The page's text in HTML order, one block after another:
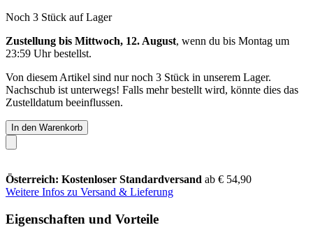
Noch 3 Stück auf Lager
Zustellung bis Mittwoch, 12. August, wenn du bis Montag um
23:59 Uhrbestellst.
Von diesem Artikel sind nur noch 3 Stück in unserem Lager.
Nachschub ist unterwegs! Falls mehr bestellt wird, könnte dies das
Zustelldatum beeinflussen.
In den Warenkorb
Österreich: Kostenloser Standardversand ab € 54,90
Weitere Infos zu Versand & Lieferung
Eigenschaften und Vorteile